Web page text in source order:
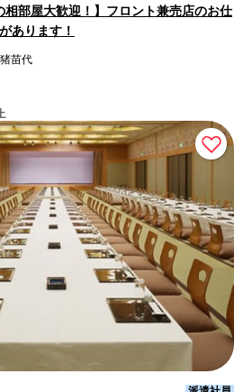
相部屋大歓迎！】フロント兼売店のお仕
あります！
苗代